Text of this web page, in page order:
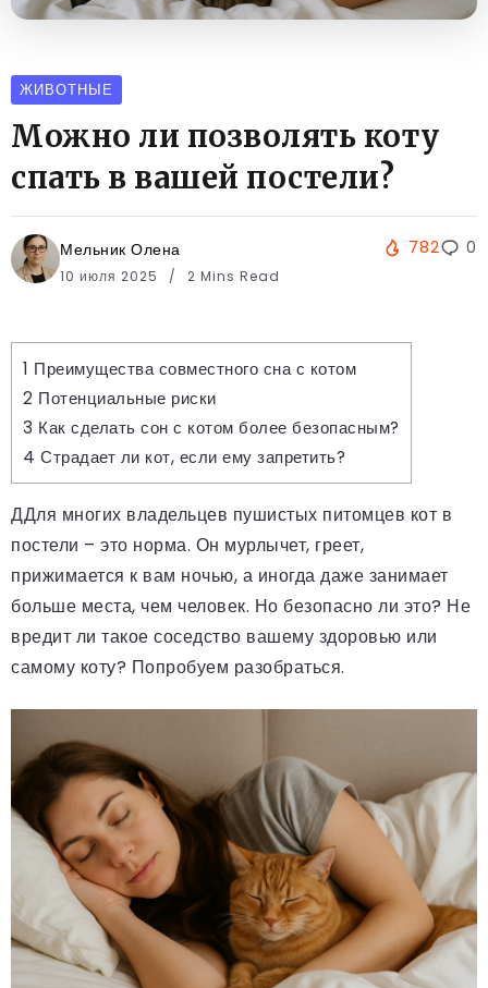
ЖИВОТНЫЕ
Можно ли позволять коту
спать в вашей постели?
Мельник Олена
10 июля 2025 2 Mins Read
782 0
1 Преимущества совместного сна с котом
2 Потенциальные риски
3 Как сделать сон с котом более безопасным?
4 Страдает ли кот, если ему запретить?
ДДля многих владельцев пушистых питомцев кот в
постели – это норма. Он мурлычет, греет,
прижимается к вам ночью, а иногда даже занимает
больше места, чем человек. Но безопасно ли это? Не
вредит ли такое соседство вашему здоровью или
самому коту? Попробуем разобраться.